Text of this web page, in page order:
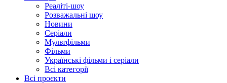
Реаліті-шоу
Розважальні шоу
Новини
Серіали
Мультфільми
Фільми
Українські фільми і серіали
Всі категорії
Всі проєкти